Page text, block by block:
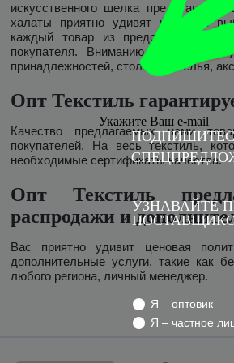
искусственного шелка
халаты приятно удивят широким
каждый товар из представленного
покупателя. Вниманию оптового
принадлежностей, столового белья,
Опт Текстиль
Качество предлагаемых нами
покупателей. На весь текстиль,
необходимые сертификаты качества.
Опт Текстиль
распродажи и
Вас приятно удивит ценовая
дополнительные услуги, такие как
любого региона, личный менеджер.
Укажите Ваш e-mail
УЗНАВАЙТЕ
Я – оптовик
Я – частное